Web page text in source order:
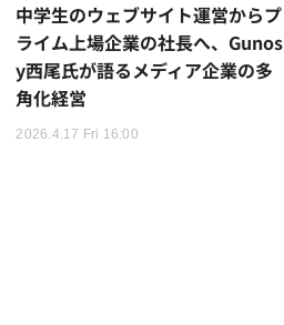
中学生のウェブサイト運営からプ
ライム上場企業の社長へ、Gunos
y西尾氏が語るメディア企業の多
角化経営
2026.4.17 Fri 16:00